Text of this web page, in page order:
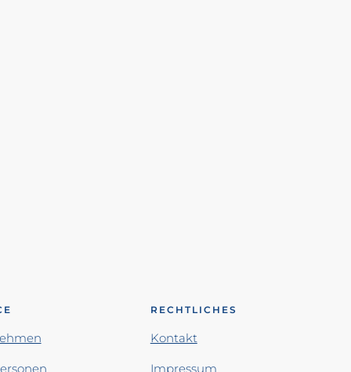
RECHTLICHES
Kontakt
Impressum